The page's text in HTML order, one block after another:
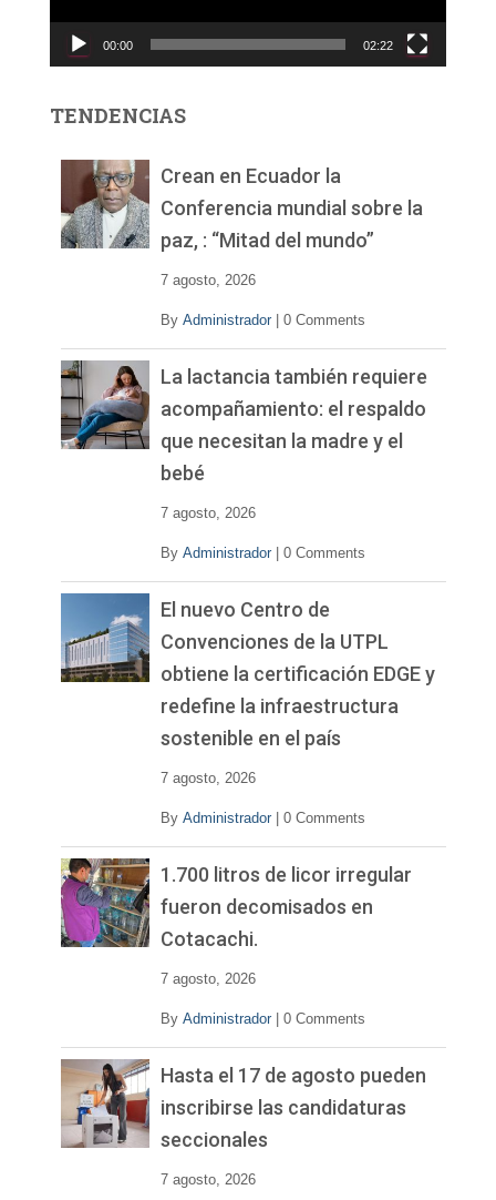
c
d
00:00 02:22
TENDENCIAS
Crean en Ecuador la
Conferencia mundial sobre la
paz, : “Mitad del mundo”
7 agosto, 2026
By Administrador 0 Comments
La lactancia también requiere
acompañamiento: el respaldo
que necesitan la madre y el
bebé
7 agosto, 2026
By Administrador 0 Comments
El nuevo Centro de
Convenciones de la UTPL
obtiene la certificación EDGE y
redefine la infraestructura
sostenible en el país
7 agosto, 2026
By Administrador 0 Comments
1.700 litros de licor irregular
fueron decomisados en
Cotacachi.
7 agosto, 2026
By Administrador 0 Comments
Hasta el 17 de agosto pueden
inscribirse las candidaturas
seccionales
7 agosto, 2026